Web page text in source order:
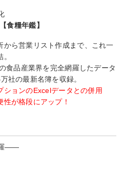
食糧年鑑】
から営業リスト作成まで、これ一
食品産業界を完全網羅したデータ
社の最新名簿を収録。
ションのExcelデータとの併用
性が格段にアップ！
羅――